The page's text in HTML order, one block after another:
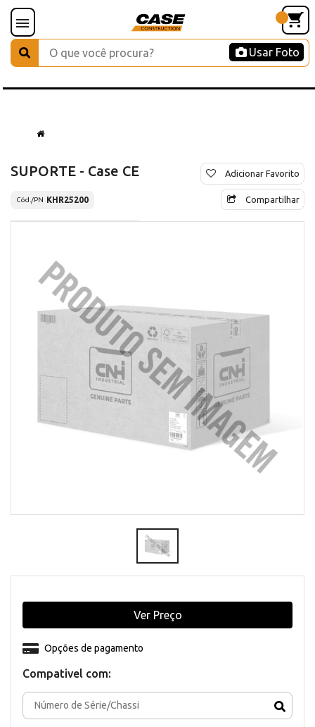
Usar Foto
SUPORTE - Case CE
Cód./PN KHR25200
Adicionar Favorito
Compartilhar
Compativel com:
Opções de pagamento
Ver Preço